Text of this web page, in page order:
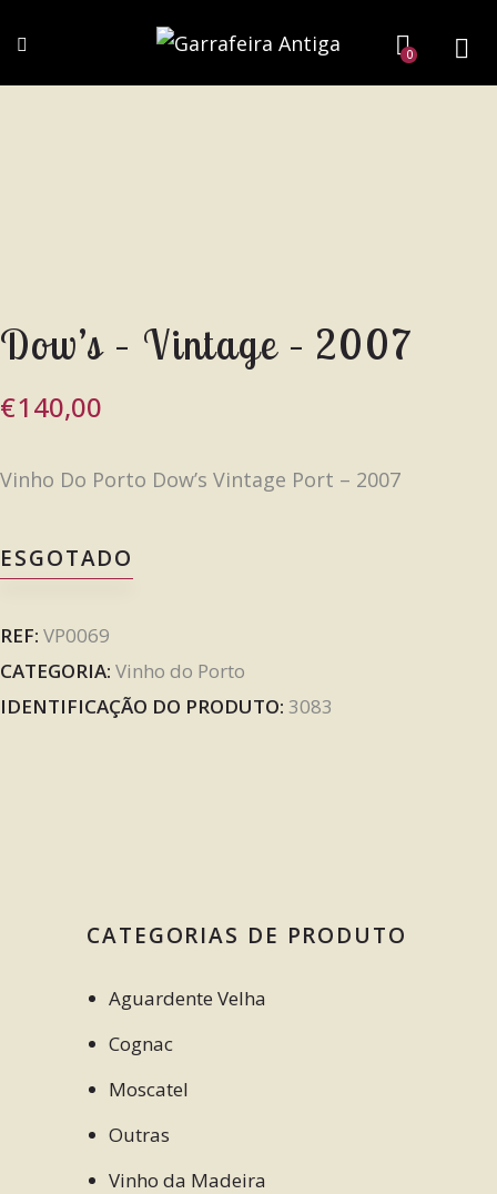
0
Dow’s – Vintage – 2007
€140,00
Vinho Do Porto Dow’s Vintage Port – 2007
ESGOTADO
REF: VP0069
CATEGORIA: Vinho do Porto
IDENTIFICAÇÃO DO PRODUTO: 3083
CATEGORIAS DE PRODUTO
Aguardente Velha
Cognac
Moscatel
Outras
Vinho da Madeira